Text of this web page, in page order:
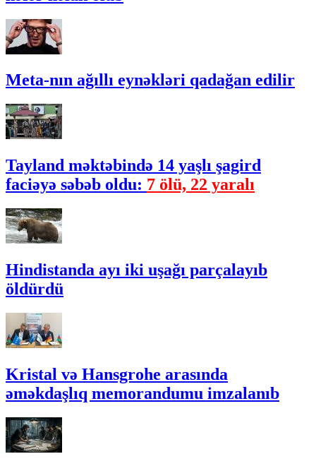
Meta-nın ağıllı eynəkləri qadağan edilir
Tayland məktəbində 14 yaşlı şagird
faciəyə səbəb oldu: 7 ölü, 22 yaralı
Hindistanda ayı iki uşağı parçalayıb
öldürdü
Kristal və Hansgrohe arasında
əməkdaşlıq memorandumu imzalanıb